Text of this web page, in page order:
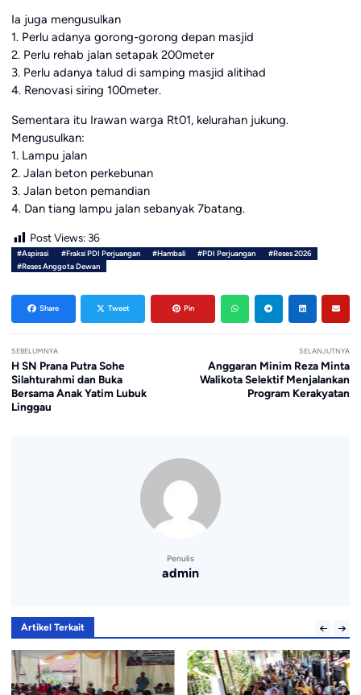
Ia juga mengusulkan
1. Perlu adanya gorong-gorong depan masjid
2. Perlu rehab jalan setapak 200meter
3. Perlu adanya talud di samping masjid alitihad
4. Renovasi siring 100meter.
Sementara itu Irawan warga Rt01, kelurahan jukung.
Mengusulkan:
1. Lampu jalan
2. Jalan beton perkebunan
3. Jalan beton pemandian
4. Dan tiang lampu jalan sebanyak 7batang.
Post Views: 36
#Aspirasi #Fraksi PDI Perjuangan #Hambali #PDI Perjuangan
#Reses 2026
#Reses Anggota Dewan
Share Tweet Pin
SEBELUMNYA
H SN Prana Putra Sohe
Silahturahmi dan Buka
Bersama Anak Yatim Lubuk
Linggau
SELANJUTNYA
Anggaran Minim Reza Minta
Walikota Selektif Menjalankan
Program Kerakyatan
Penulis
admin
Artikel Terkait